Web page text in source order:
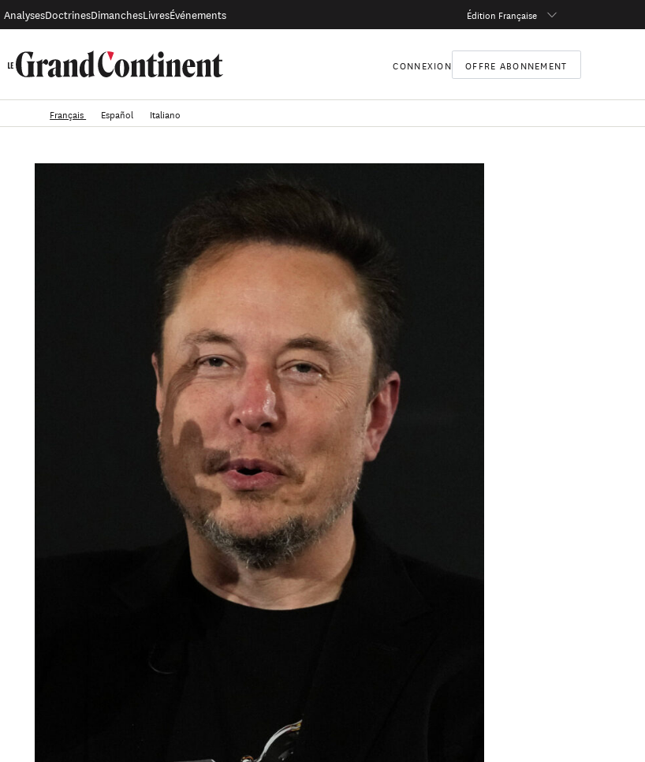
AnalysesDoctrinesDimanchesLivresÉvénements Édition Française
CONNEXION OFFRE ABONNEMENT
Français Español Italiano